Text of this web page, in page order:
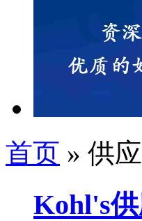
首页 » 供
Kohl's